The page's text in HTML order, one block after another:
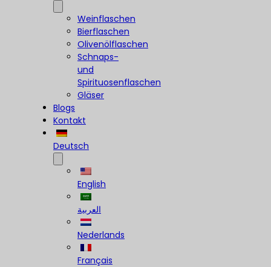
Weinflaschen
Bierflaschen
Olivenölflaschen
Schnaps-
und
Spirituosenflaschen
Gläser
Blogs
Kontakt
Deutsch
English
العربية
Nederlands
Français